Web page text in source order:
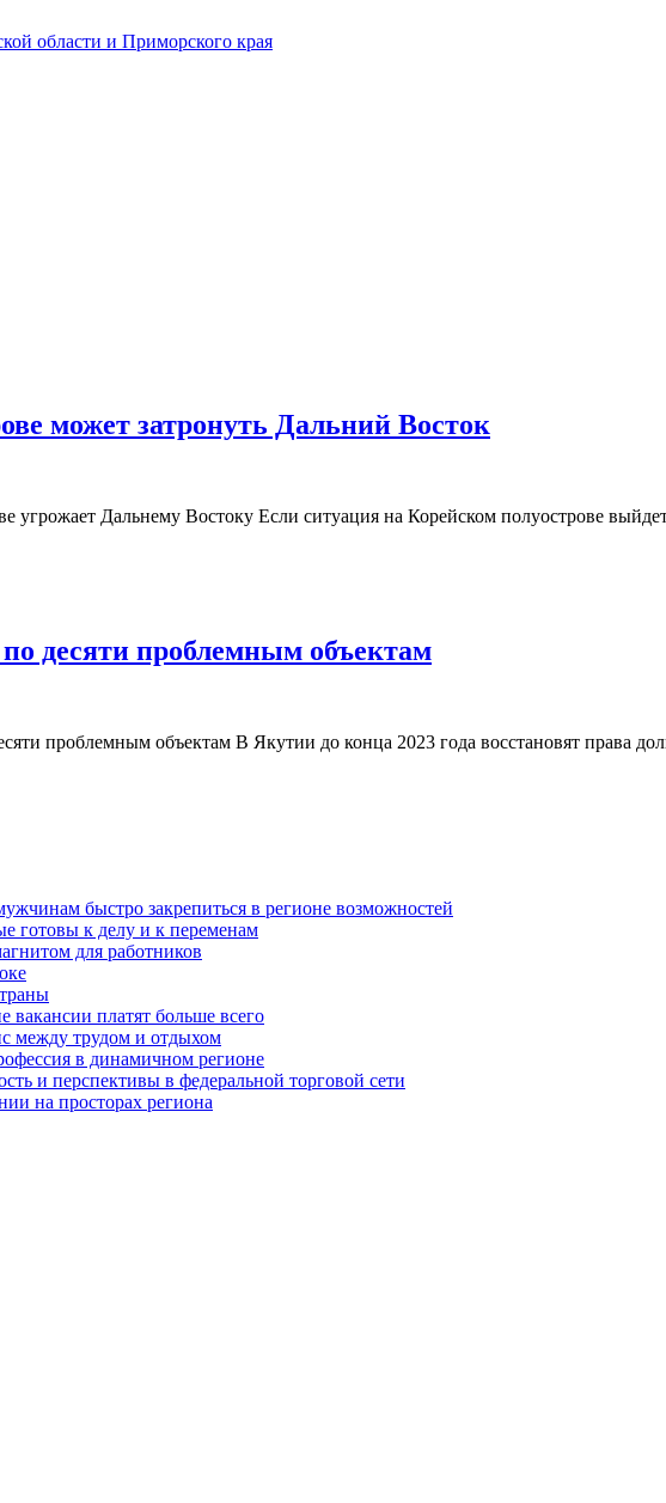
может затронуть Дальний Восток
Дальнему Востоку Если ситуация на Корейском полуострове выйдет
десяти проблемным объектам
проблемным объектам В Якутии до конца 2023 года восстановят права
быстро закрепиться в регионе возможностей
готовы к делу и к переменам
для работников
вакансии платят больше всего
между трудом и отдыхом
в динамичном регионе
и перспективы в федеральной торговой сети
на просторах региона